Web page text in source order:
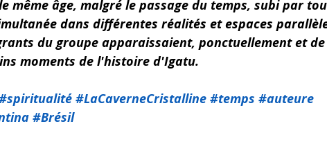
même âge, malgré le passage du temps, subi par
dans différentes réalités et espaces
du groupe apparaissaient, ponctuellement et de
moments de l'histoire d'Igatu.
#LaCaverneCristalline #temps #auteure
#Brésil